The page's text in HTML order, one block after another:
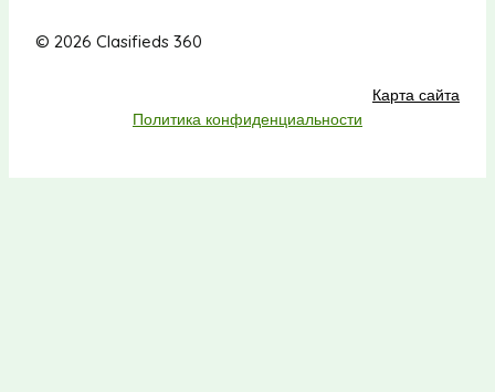
© 2026 Clasifieds 360
Карта сайта
Политика конфиденциальности